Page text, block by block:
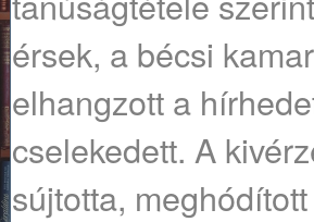
érsek, a bécsi
elhangzott a
cselekedett. A
sújtotta,